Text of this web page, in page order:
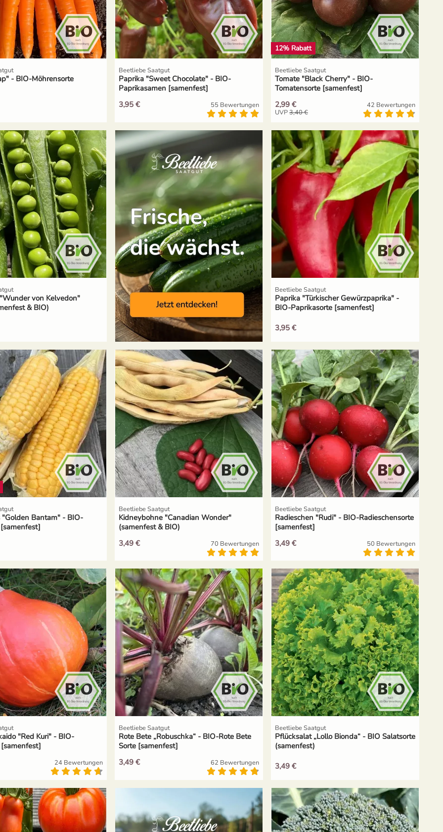
- BIO-Möhrensorte
Beetliebe Saatgut
Paprika "Sweet Chocolate" - BIO-
Paprikasamen [samenfest]
3,95 €
55 Bewertungen
12% Rabatt
Beetliebe Saatgut
Tomate "Black Cherry" - BIO-
Tomatensorte [samenfest]
2,99 €
UVP3,40 €
42 Bewertungen
von Kelvedon"
& BIO)
Beetliebe Saatgut
Paprika "Türkischer Gewürzpaprika" -
BIO-Paprikasorte [samenfest]
3,95 €
"Golden Bantam" - BIO-
Beetliebe Saatgut
Kidneybohne "Canadian Wonder"
(samenfest & BIO)
3,49 €
70 Bewertungen
Beetliebe Saatgut
Radieschen "Rudi" - BIO-Radieschensorte
[samenfest]
3,49 €
50 Bewertungen
"Red Kuri" - BIO-
24 Bewertungen
Beetliebe Saatgut
Rote Bete „Robuschka“ - BIO-Rote Bete
Sorte [samenfest]
3,49 €
62 Bewertungen
Beetliebe Saatgut
Pflücksalat „Lollo Bionda“ - BIO Salatsorte
(samenfest)
3,49 €